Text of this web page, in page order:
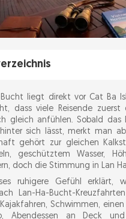
Bucht Karte, Lage und
Kreuzfahrten: 1
und Bootstouren
du die beste Lan-Ha-
ab Hanoi: Anreise
Bucht liegt direkt vor Cat Ba
dass viele Reisende zuerst
gleich anfühlen. Sobald das
hinter sich lässt, merkt man
gehört zur gleichen
geschütztem Wasser,
doch die Stimmung in Lan
ruhigere Gefühl erklärt,
Lan-Ha-Bucht-
Schwimmen,
Abendessen an Deck